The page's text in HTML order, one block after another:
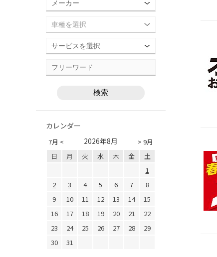
カレンダー
7月 < > 9月
2026年8月
日 月 火 水 木 金
土
1
2
3 4 5 6 7
8
9
10 11 12 13 14
15
16
17 18 19 20 21
22
23
24 25 26 27 28
29
30
31